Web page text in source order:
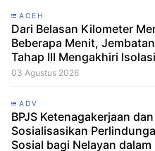
ACEH
Dari Belasan Kilometer
Beberapa Menit,
Tahap III Mengakhiri
Tempel
03 Agustus 2026
ADV
BPJS Ketenagakerjaan
Sosialisasikan
Sosial bagi Nelayan dalam